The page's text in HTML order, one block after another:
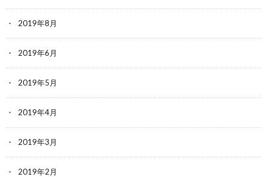
2019年8月
2019年6月
2019年5月
2019年4月
2019年3月
2019年2月